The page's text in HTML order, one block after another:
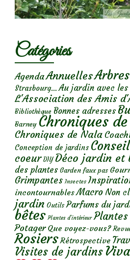
Catégories
AgendaAnnuelles
Strasbourg... Au jardin avec
L'Association des Amis
Bibliothèque Bonnes adresses
Barney Chroniques
Chroniques de Nala
Conception de jardins
coeur DIY Déco jardin et
des plantes Garden faux pas
Grimpantes Insectes
incontournables Macro Non
jardin Outils Parfums du
bêtes Plantes d’intérieur
Potager Que voyez-vous?
Rosiers Rétrospective
Visites de jardins